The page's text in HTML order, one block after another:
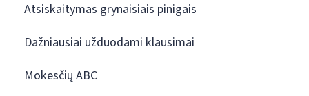
Atsiskaitymas grynaisiais pinigais
Dažniausiai užduodami klausimai
Mokesčių ABC